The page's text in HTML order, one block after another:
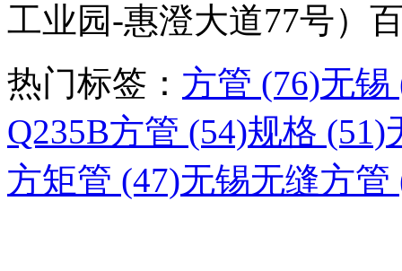
工业园-惠澄大道77号）
热门标签： 方管 (76)无锡
Q235B方管 (54)规格 (51)
方矩管 (47)无锡无缝方管